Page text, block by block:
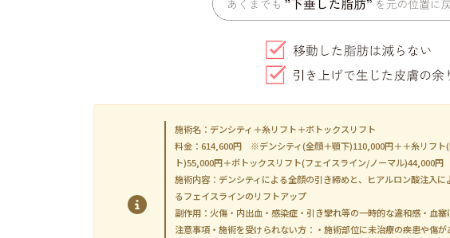
施術名：デンシティ＋糸リフト＋ボトックスリフト
料金：614,600円 ※デンシティ(全顔＋顎下)110,000円＋＋糸リフト
ト)55,000円＋ボトックスリフト(フェイスライン/ノーマル)44,000円
施術内容：デンシティによる全顔の引き締めと、ヒアルロン酸注入
るフェイスラインのリフトアップ
副作用：火傷・内出血・感染症・引き攣れ等の一時的な違和感・血
注意事項・施術を受けられない方：・施術部位に未治療の疾患や傷